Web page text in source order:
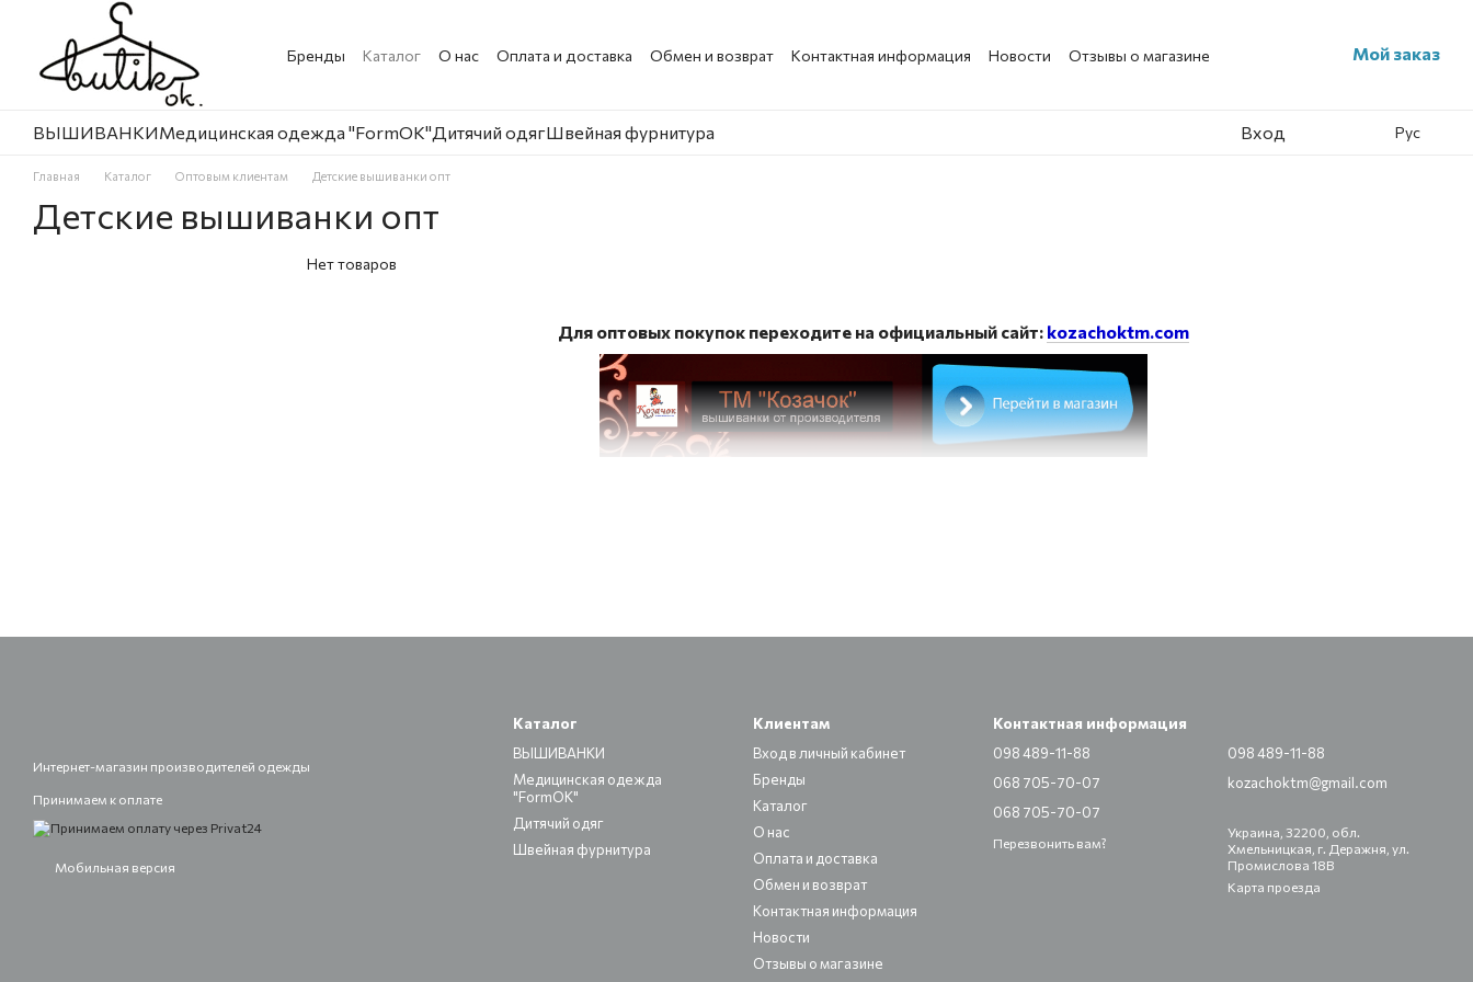
Перейти к основному контенту
Бренды Каталог О нас Оплата и доставка Обмен и возврат Контактная информация Новости Отзывы о магазине Мой заказ
ВЫШИВАНКИМедицинская одежда "FormOK"Дитячий одягШвейная фурнитура Вход Рус
Главная Каталог Оптовым клиентам Детские вышиванки опт
Детские вышиванки опт
Для оптовых покупок переходите на официальный сайт: kozachoktm.com
Нет товаров
Интернет-магазин производителей одежды
Принимаем к оплате
Мобильная версия
Каталог
ВЫШИВАНКИ
Медицинская одежда
"FormOK"
Дитячий одяг
Швейная фурнитура
Клиентам
Вход в личный кабинет
Бренды
Каталог
О нас
Оплата и доставка
Обмен и возврат
Контактная информация
Новости
Отзывы о магазине
Контактная информация
098 489-11-88
068 705-70-07
068 705-70-07
Перезвонить вам?
098 489-11-88
kozachoktm@gmail.com
Украина, 32200, обл.
Хмельницкая, г. Деражня, ул.
Промислова 18В
Карта проезда